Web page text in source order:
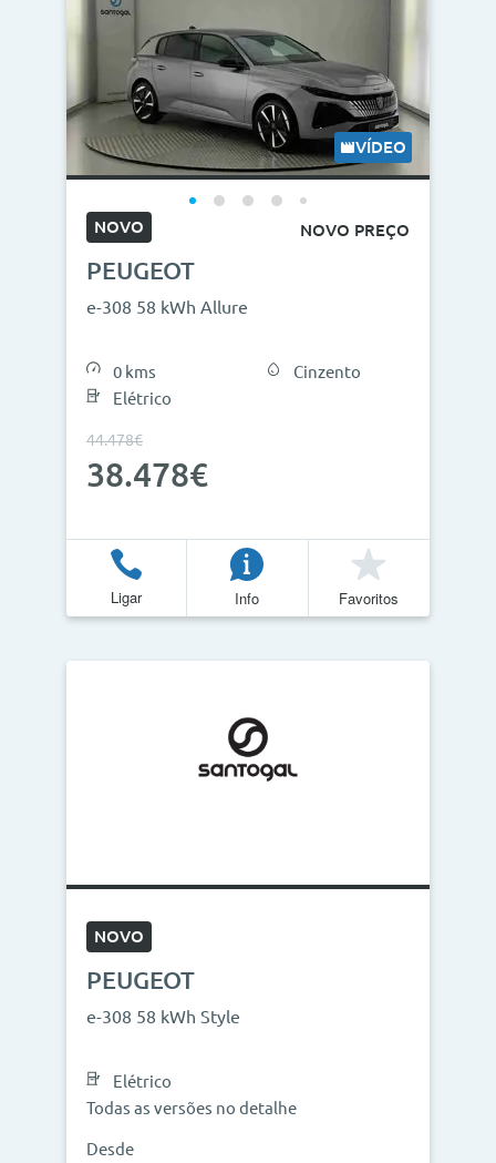
VÍDEO
NOVO NOVO PREÇO
PEUGEOT
e-308 58 kWh Allure
0 kms
Elétrico
Cinzento
44.478€
38.478€
Ligar Info Favoritos
NOVO
PEUGEOT
e-308 58 kWh Style
Elétrico
Todas as versões no detalhe
Desde